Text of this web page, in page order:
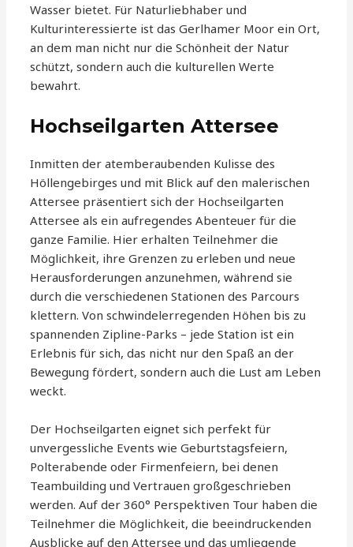
Wasser bietet. Für Naturliebhaber und
Kulturinteressierte ist das Gerlhamer Moor ein Ort,
an dem man nicht nur die Schönheit der Natur
schützt, sondern auch die kulturellen Werte
bewahrt.
Hochseilgarten Attersee
Inmitten der atemberaubenden Kulisse des
Höllengebirges und mit Blick auf den malerischen
Attersee präsentiert sich der Hochseilgarten
Attersee als ein aufregendes Abenteuer für die
ganze Familie. Hier erhalten Teilnehmer die
Möglichkeit, ihre Grenzen zu erleben und neue
Herausforderungen anzunehmen, während sie
durch die verschiedenen Stationen des Parcours
klettern. Von schwindelerregenden Höhen bis zu
spannenden Zipline-Parks – jede Station ist ein
Erlebnis für sich, das nicht nur den Spaß an der
Bewegung fördert, sondern auch die Lust am Leben
weckt.
Der Hochseilgarten eignet sich perfekt für
unvergessliche Events wie Geburtstagsfeiern,
Polterabende oder Firmenfeiern, bei denen
Teambuilding und Vertrauen großgeschrieben
werden. Auf der 360° Perspektiven Tour haben die
Teilnehmer die Möglichkeit, die beeindruckenden
Ausblicke auf den Attersee und das umliegende